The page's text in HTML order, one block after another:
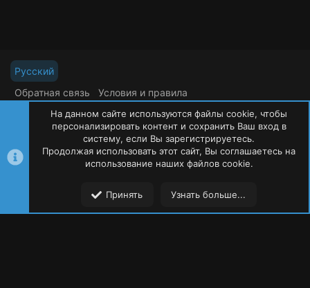
Русский
Обратная связь
Условия и правила
Политика конфиденциальности
Помощь
R
S
S
©Oxide Россия2015-2026
На данном сайте используются файлы cookie, чтобы
персонализировать контент и сохранить Ваш вход в
систему, если Вы зарегистрируетесь.
Продолжая использовать этот сайт, Вы соглашаетесь на
использование наших файлов cookie.
Принять Узнать больше...